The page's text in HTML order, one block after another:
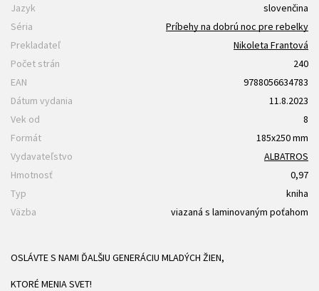
Jazyk
slovenčina
Séria
Príbehy na dobrú noc pre rebelky
Prekladateľ
Nikoleta Frantová
Počet strán
240
EAN
9788056634783
Dátum vydania
11.8.2023
Vek od
8
Formát
185x250 mm
Vydavateľstvo
ALBATROS
Hmotnosť
0,97
Typ
kniha
Väzba
viazaná s laminovaným poťahom
OSLÁVTE S NAMI ĎALŠIU GENERÁCIU MLADÝCH ŽIEN,
KTORÉ MENIA SVET!